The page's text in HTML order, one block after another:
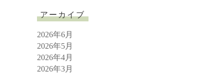
アーカイブ
2026年6月
2026年5月
2026年4月
2026年3月